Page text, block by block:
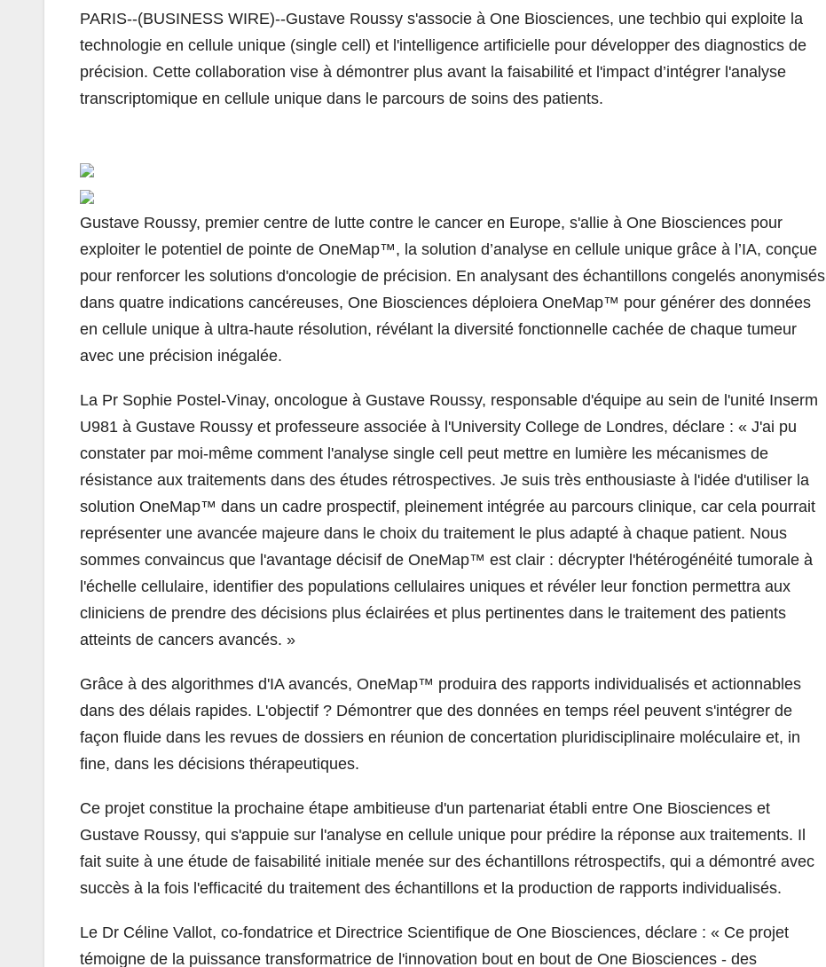
PARIS--(BUSINESS WIRE)--Gustave Roussy s'associe à One Biosciences, une techbio qui exploite la
technologie en cellule unique (single cell) et l'intelligence artificielle pour développer des diagnostics de
précision. Cette collaboration vise à démontrer plus avant la faisabilité et l'impact d’intégrer l'analyse
transcriptomique en cellule unique dans le parcours de soins des patients.
Gustave Roussy, premier centre de lutte contre le cancer en Europe, s'allie à One Biosciences pour
exploiter le potentiel de pointe de OneMap™, la solution d’analyse en cellule unique grâce à l’IA, conçue
pour renforcer les solutions d'oncologie de précision. En analysant des échantillons congelés anonymisés
dans quatre indications cancéreuses, One Biosciences déploiera OneMap™ pour générer des données
en cellule unique à ultra-haute résolution, révélant la diversité fonctionnelle cachée de chaque tumeur
avec une précision inégalée.
La Pr Sophie Postel-Vinay, oncologue à Gustave Roussy, responsable d'équipe au sein de l'unité Inserm
U981 à Gustave Roussy et professeure associée à l'University College de Londres, déclare : « J'ai pu
constater par moi-même comment l'analyse single cell peut mettre en lumière les mécanismes de
résistance aux traitements dans des études rétrospectives. Je suis très enthousiaste à l'idée d'utiliser la
solution OneMap™ dans un cadre prospectif, pleinement intégrée au parcours clinique, car cela pourrait
représenter une avancée majeure dans le choix du traitement le plus adapté à chaque patient. Nous
sommes convaincus que l'avantage décisif de OneMap™ est clair : décrypter l'hétérogénéité tumorale à
l'échelle cellulaire, identifier des populations cellulaires uniques et révéler leur fonction permettra aux
cliniciens de prendre des décisions plus éclairées et plus pertinentes dans le traitement des patients
atteints de cancers avancés. »
Grâce à des algorithmes d'IA avancés, OneMap™ produira des rapports individualisés et actionnables
dans des délais rapides. L'objectif ? Démontrer que des données en temps réel peuvent s'intégrer de
façon fluide dans les revues de dossiers en réunion de concertation pluridisciplinaire moléculaire et, in
fine, dans les décisions thérapeutiques.
Ce projet constitue la prochaine étape ambitieuse d'un partenariat établi entre One Biosciences et
Gustave Roussy, qui s'appuie sur l'analyse en cellule unique pour prédire la réponse aux traitements. Il
fait suite à une étude de faisabilité initiale menée sur des échantillons rétrospectifs, qui a démontré avec
succès à la fois l'efficacité du traitement des échantillons et la production de rapports individualisés.
Le Dr Céline Vallot, co-fondatrice et Directrice Scientifique de One Biosciences, déclare : « Ce projet
témoigne de la puissance transformatrice de l'innovation bout en bout de One Biosciences - des